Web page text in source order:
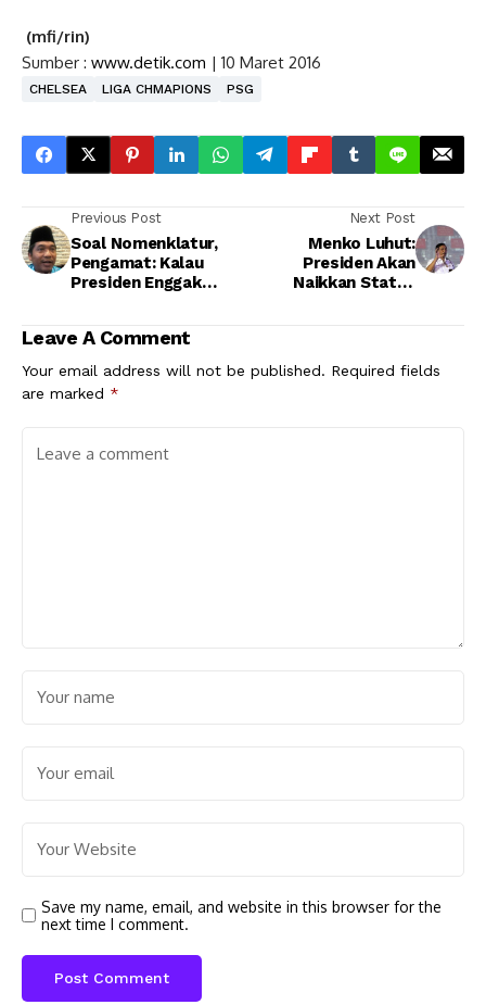
(mfi/rin)
Sumber : www.detik.com | 10 Maret 2016
CHELSEA LIGA CHMAPIONS PSG
Previous Post
Soal Nomenklatur,
Pengamat: Kalau
Presiden Enggak
Next Post
Menko Luhut:
Presiden Akan
Naikkan Status
Leave A Comment
Your email address will not be published. Required fields
are marked *
Save my name, email, and website in this browser for the
next time I comment.